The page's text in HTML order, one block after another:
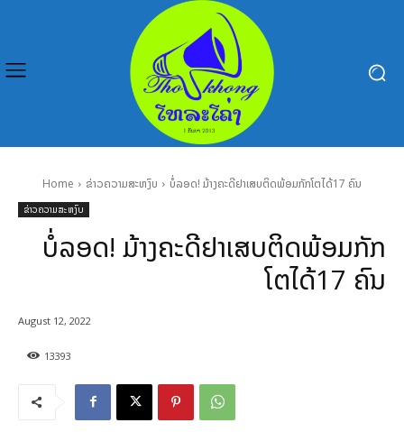
Home ຂ່າວຄວາມສະຫງົບ ບໍ່ລອດ! ມ້າງຄະດີຢາເສບຕິດພ້ອມກັກໂຕໄດ້17 ຄົນ
ຂ່າວຄວາມສະຫງົບ
ບໍ່ລອດ! ມ້າງຄະດີຢາເສບຕິດພ້ອມກັກ
ໂຕໄດ້17 ຄົນ
13393
August 12, 2022